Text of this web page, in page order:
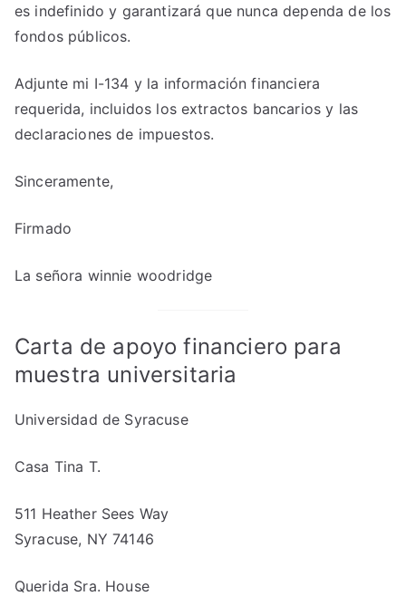
es indefinido y garantizará que nunca dependa de los
fondos públicos.
Adjunte mi I-134 y la información financiera
requerida, incluidos los extractos bancarios y las
declaraciones de impuestos.
Sinceramente,
Firmado
La señora winnie woodridge
Carta de apoyo financiero para
muestra universitaria
Universidad de Syracuse
Casa Tina T.
511 Heather Sees Way
Syracuse, NY 74146
Querida Sra. House